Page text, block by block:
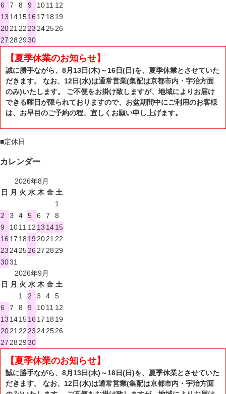
6
7 8 9 1011 12
13 141516 17 18 19
2021 22 23 242526
27 28 2930
【夏季休業のお知らせ】
誠に勝手ながら、8月13日(木)～16日(日)を、夏季休業とさせていた
だきます。 なお、12日(水)は通常営業(集配は京都市内・宇治方面
のみ)いたします。 ご不便をお掛け致しますが、地域によりお届け
できる曜日が限られておりますので、お盆期間中にご利用のお客様
は、お早目のご予約の程、宜しくお願い申し上げます。
■定休日
カレンダー
2026年8月
日
月 火 水 木 金 土
1
2
3 4 5 6 7
8
9
1011 12 13 1415
16 17 18 19 2021 22
23 242526 27 28 29
3031
2026年9月
日
月 火 水 木 金 土
1
2 3 4
5
6
7 8 9 1011 12
13 141516 17 18 19
2021 22 23 242526
27 28 2930
【夏季休業のお知らせ】
誠に勝手ながら、8月13日(木)～16日(日)を、夏季休業とさせていた
だきます。 なお、12日(水)は通常営業(集配は京都市内・宇治方面